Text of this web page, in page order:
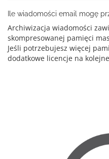
Ile wiadomości email mogę
Archiwizacja wiadomości
skompresowanej pamięci
Jeśli potrzebujesz więcej
dodatkowe licencje na